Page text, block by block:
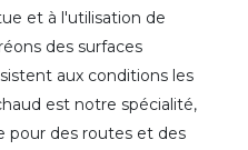
et à l'utilisation de
des surfaces
aux conditions les
est notre spécialité,
pour des routes et des